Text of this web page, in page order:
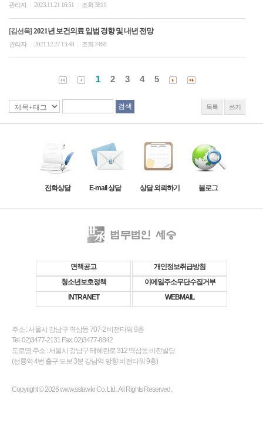
관리자 2023.11.21 16:51 조회 3811
[김선욱] 2021년 보건의료 입법 경향 및 내년 전망
관리자 2021.12.27 13:48 조회 7468
1 2 3 4 5
목록 쓰기
전화상담 E-mail 상담 상담 외뢰하기 블로그
면책공고
개인정보취급방침
청소년보호정책
이메일주소무단수집거부
INTRANET
WEBMAIL
주소 : 서울시 강남구 역삼동 707-2 비전타워 9층
Tel. 02)3477-2131 Fax. 02)3477-8842
도로명 주소 : 서울시 강남구 테헤란로 312 역삼동 비전빌딩
(선릉역 4번 출구 도보 3분 강남역 방향 비전타워 9층)
Copyright © 2026 www.sslaw.kr Co. Ltd,. All Rights Reserved.